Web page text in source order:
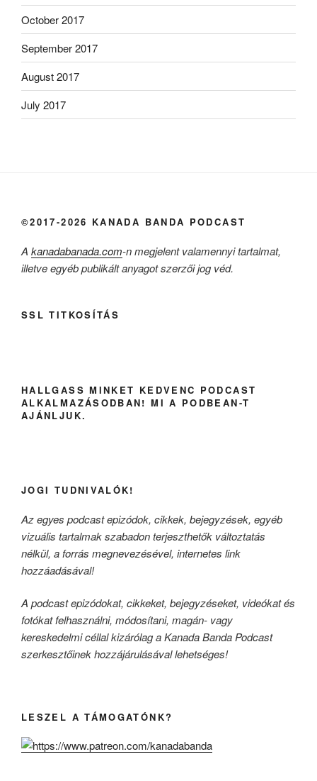
October 2017
September 2017
August 2017
July 2017
©2017-2026 KANADA BANDA PODCAST
A kanadabanada.com-n megjelent valamennyi tartalmat,
illetve egyéb publikált anyagot szerzői jog véd.
SSL TITKOSÍTÁS
HALLGASS MINKET KEDVENC PODCAST
ALKALMAZÁSODBAN! MI A PODBEAN-T
AJÁNLJUK.
JOGI TUDNIVALÓK!
Az egyes podcast epizódok, cikkek, bejegyzések, egyéb
vizuális tartalmak szabadon terjeszthetők változtatás
nélkül, a forrás megnevezésével, internetes link
hozzáadásával!
A podcast epizódokat, cikkeket, bejegyzéseket, videókat és
fotókat felhasználni, módosítani, magán- vagy
kereskedelmi céllal kizárólag a Kanada Banda Podcast
szerkesztőinek hozzájárulásával lehetséges!
LESZEL A TÁMOGATÓNK?